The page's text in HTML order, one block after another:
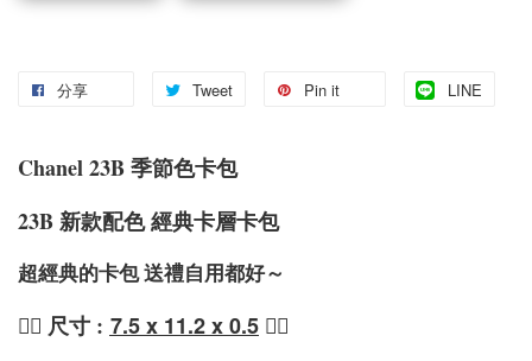
分享 Tweet Pin it LINE
Chanel 23B 季節色卡包
23B 新款配色 經典卡層卡包
超經典的卡包 送禮自用都好～
❤️‍🔥 尺寸 : 7.5 x 11.2 x 0.5 ❤️‍🔥